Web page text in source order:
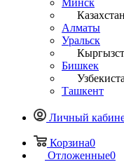
Минск
Казахстан
Алматы
Уральск
Бишкек
Ташкент
Личный
Корзина0
Отложенные0